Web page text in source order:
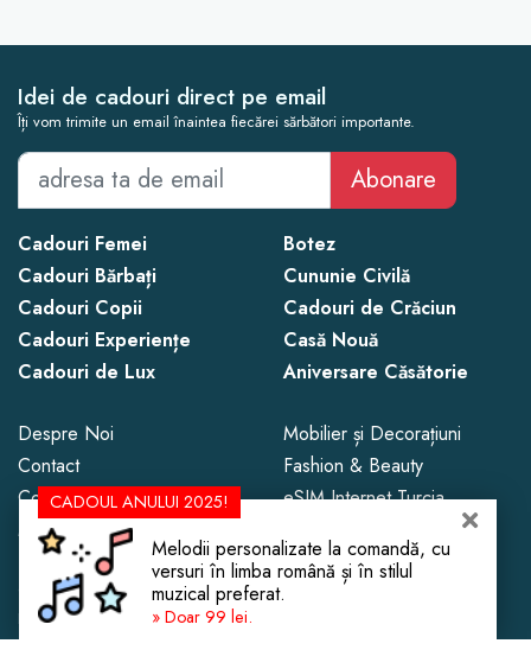
Idei de cadouri direct pe email
Îți vom trimite un email înaintea fiecărei sărbători importante.
Abonare
Cadouri Femei
Cadouri Bărbați
Cadouri Copii
Cadouri Experiențe
Cadouri de Lux
Botez
Cununie Civilă
Cadouri de Crăciun
Casă Nouă
Aniversare Căsătorie
Despre Noi
Contact
Confidențialitate
Magazine de Cadouri
Mobilier și Decorațiuni
Fashion & Beauty
eSIM Internet Turcia
Copyright © 2013 - 2026 CadoLand.
Este interzisă copierea conținutului fără menționarea sursei cu link.
CADOUL ANULUI 2025!
Melodii personalizate la comandă, cu
versuri în limba română și în stilul
muzical preferat.
» Doar 99 lei.